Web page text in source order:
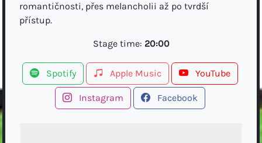
romantičnosti, přes melancholii až po tvrdší
přístup.
Stage time: 20:00
Spotify Apple Music YouTube
Instagram Facebook